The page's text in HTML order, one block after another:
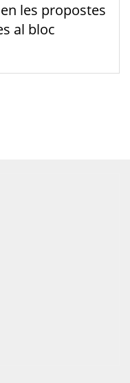
les propostes
al bloc